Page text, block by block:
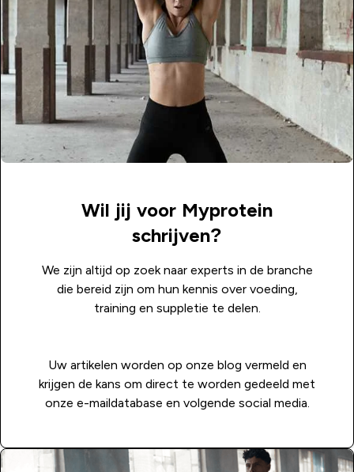
Wil jij voor Myprotein
schrijven?
We zijn altijd op zoek naar experts in de branche
die bereid zijn om hun kennis over voeding,
training en suppletie te delen.
Uw artikelen worden op onze blog vermeld en
krijgen de kans om direct te worden gedeeld met
onze e-maildatabase en volgende social media.